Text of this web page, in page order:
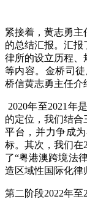
紧接着，黄志勇主
的总结汇报。汇报
律所的设立历程、
等内容。金桥司
桥信黄志勇主任介
2020年至2021年
的定位，我们结合
平台，并力争成
标。其次，我们在
了“粤港澳跨境法
造区域性国际化律
第二阶段2022年至